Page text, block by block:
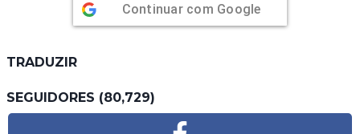
Continuar com Google
TRADUZIR
SEGUIDORES (80,729)